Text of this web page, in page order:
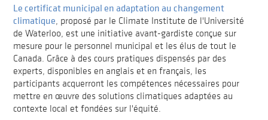
Le certificat municipal en adaptation au changement
climatique , proposé par le Climate Institute de l'Université
de Waterloo, est une initiative avant-gardiste conçue sur
mesure pour le personnel municipal et les élus de tout le
Canada. Grâce à des cours pratiques dispensés par des
experts, disponibles en anglais et en français, les
participants acquerront les compétences nécessaires pour
mettre en œuvre des solutions climatiques adaptées au
contexte local et fondées sur l'équité.